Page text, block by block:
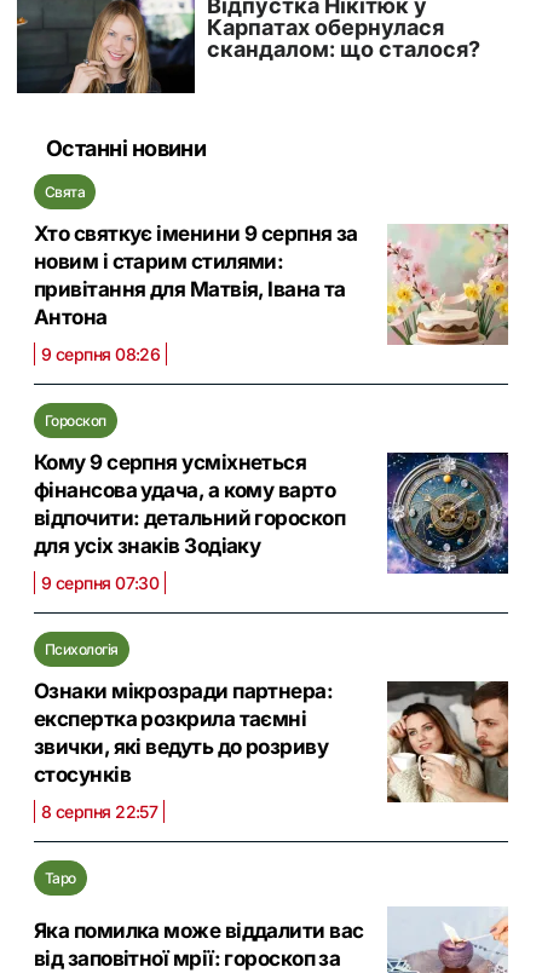
Останні новини
Свята
Хто святкує іменини 9 серпня за
новим і старим стилями:
привітання для Матвія, Івана та
Антона
9 серпня 08:26
Гороскоп
Кому 9 серпня усміхнеться
фінансова удача, а кому варто
відпочити: детальний гороскоп
для усіх знаків Зодіаку
9 серпня 07:30
Психологія
Ознаки мікрозради партнера:
експертка розкрила таємні
звички, які ведуть до розриву
стосунків
8 серпня 22:57
Таро
Яка помилка може віддалити вас
від заповітної мрії: гороскоп за